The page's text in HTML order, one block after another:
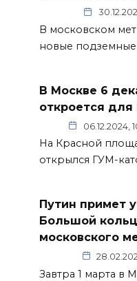
В московском
новые подземные
В Москве 6
откроется
06.12.2024,
На Красной
открылся ГУМ-
Путин примет
Большой
московского
Завтра 1 марта в